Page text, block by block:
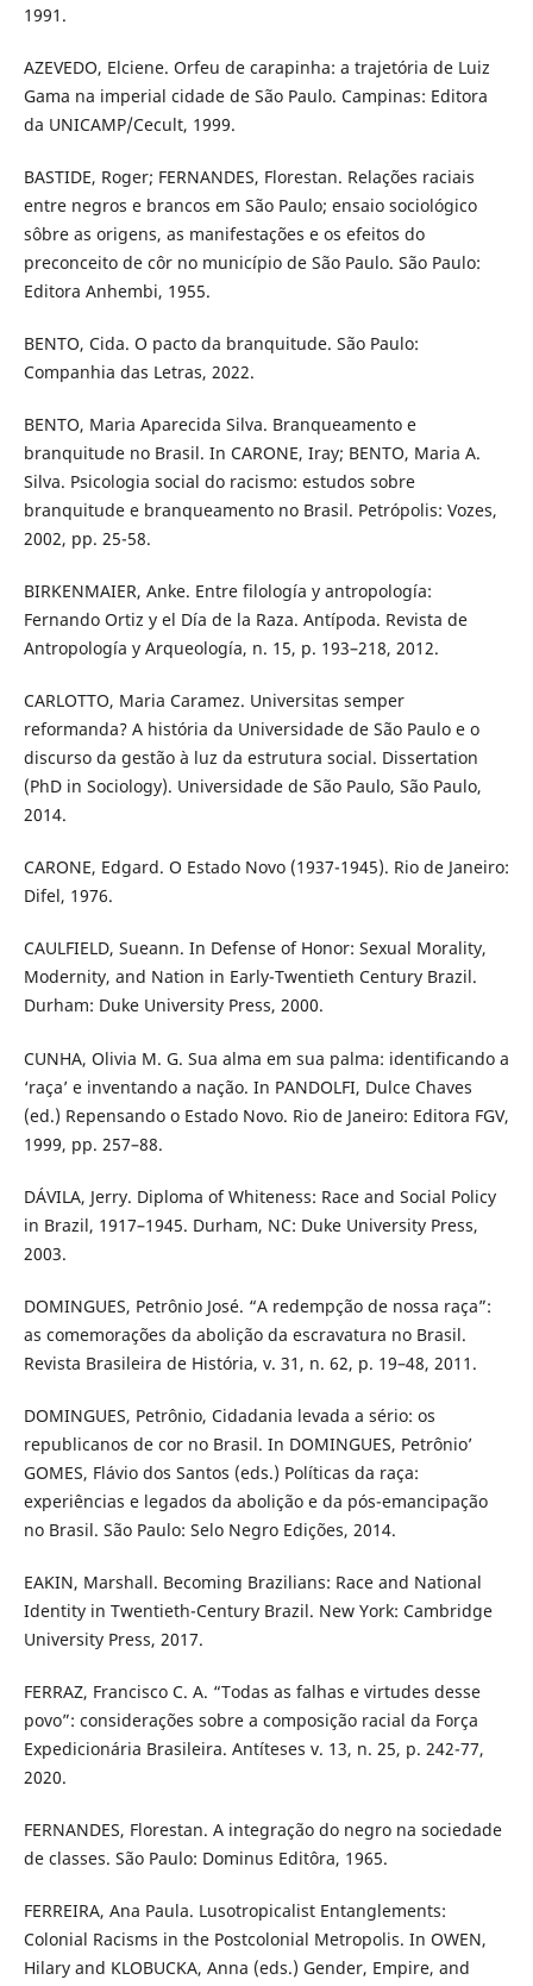
1991.
AZEVEDO, Elciene. Orfeu de carapinha: a trajetória de Luiz
Gama na imperial cidade de São Paulo. Campinas: Editora
da UNICAMP/Cecult, 1999.
BASTIDE, Roger; FERNANDES, Florestan. Relações raciais
entre negros e brancos em São Paulo; ensaio sociológico
sôbre as origens, as manifestações e os efeitos do
preconceito de côr no município de São Paulo. São Paulo:
Editora Anhembi, 1955.
BENTO, Cida. O pacto da branquitude. São Paulo:
Companhia das Letras, 2022.
BENTO, Maria Aparecida Silva. Branqueamento e
branquitude no Brasil. In CARONE, Iray; BENTO, Maria A.
Silva. Psicologia social do racismo: estudos sobre
branquitude e branqueamento no Brasil. Petrópolis: Vozes,
2002, pp. 25-58.
BIRKENMAIER, Anke. Entre filología y antropología:
Fernando Ortiz y el Día de la Raza. Antípoda. Revista de
Antropología y Arqueología, n. 15, p. 193–218, 2012.
CARLOTTO, Maria Caramez. Universitas semper
reformanda? A história da Universidade de São Paulo e o
discurso da gestão à luz da estrutura social. Dissertation
(PhD in Sociology). Universidade de São Paulo, São Paulo,
2014.
CARONE, Edgard. O Estado Novo (1937-1945). Rio de Janeiro:
Difel, 1976.
CAULFIELD, Sueann. In Defense of Honor: Sexual Morality,
Modernity, and Nation in Early-Twentieth Century Brazil.
Durham: Duke University Press, 2000.
CUNHA, Olivia M. G. Sua alma em sua palma: identificando a
‘raça’ e inventando a nação. In PANDOLFI, Dulce Chaves
(ed.) Repensando o Estado Novo. Rio de Janeiro: Editora FGV,
1999, pp. 257–88.
DÁVILA, Jerry. Diploma of Whiteness: Race and Social Policy
in Brazil, 1917–1945. Durham, NC: Duke University Press,
2003.
DOMINGUES, Petrônio José. “A redempção de nossa raça”:
as comemorações da abolição da escravatura no Brasil.
Revista Brasileira de História, v. 31, n. 62, p. 19–48, 2011.
DOMINGUES, Petrônio, Cidadania levada a sério: os
republicanos de cor no Brasil. In DOMINGUES, Petrônio’
GOMES, Flávio dos Santos (eds.) Políticas da raça:
experiências e legados da abolição e da pós-emancipação
no Brasil. São Paulo: Selo Negro Edições, 2014.
EAKIN, Marshall. Becoming Brazilians: Race and National
Identity in Twentieth-Century Brazil. New York: Cambridge
University Press, 2017.
FERRAZ, Francisco C. A. “Todas as falhas e virtudes desse
povo”: considerações sobre a composição racial da Força
Expedicionária Brasileira. Antíteses v. 13, n. 25, p. 242-77,
2020.
FERNANDES, Florestan. A integração do negro na sociedade
de classes. São Paulo: Dominus Editôra, 1965.
FERREIRA, Ana Paula. Lusotropicalist Entanglements:
Colonial Racisms in the Postcolonial Metropolis. In OWEN,
Hilary and KLOBUCKA, Anna (eds.) Gender, Empire, and